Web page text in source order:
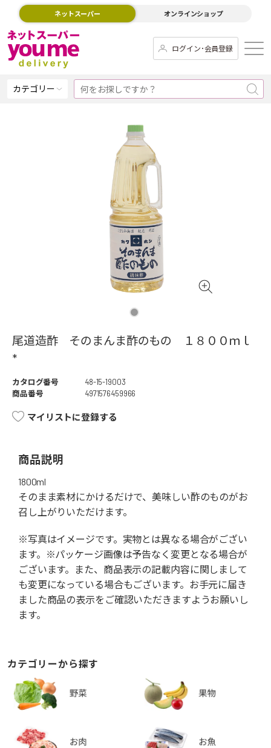
ネットスーパー オンラインショップ
ログイン･会員登録
カテゴリー
尾道造酢 そのまんま酢のもの １８００ｍｌ
*
カタログ番号
48-15-19003
商品番号
4971576459966
マイリストに登録する
商品説明
1800ml
そのまま素材にかけるだけで、美味しい酢のものがお
召し上がりいただけます。
※写真はイメージです。実物とは異なる場合がござい
ます。※パッケージ画像は予告なく変更となる場合が
ございます。また、商品表示の記載内容に関しまして
も変更になっている場合もございます。お手元に届き
ました商品の表示をご確認いただきますようお願いし
ます。
カテゴリーから探す